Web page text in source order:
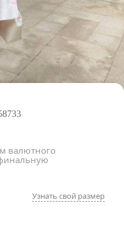
валютного
Узнать свой размер